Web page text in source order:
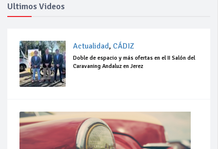
Ultimos Videos
Actualidad, CÁDIZ
Doble de espacio y más ofertas en el II Salón del
Caravaning Andaluz en Jerez